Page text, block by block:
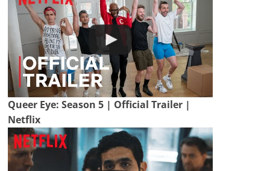
Queer Eye: Season 5 | Official Trailer |
Netflix